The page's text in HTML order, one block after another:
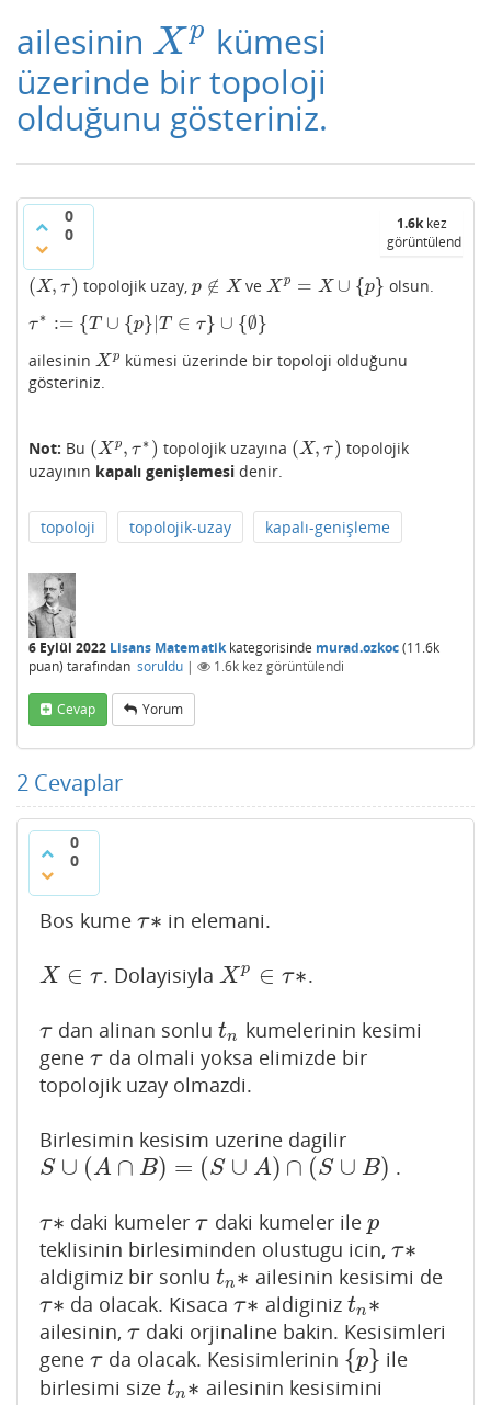
ailesinin X p
Xp
kümesi
üzerinde bir topoloji
olduğunu gösteriniz.
0
0
1.6kkez
görüntülendi
(X, τ)
(X,τ) topolojik uzay, p ∉ X
p ∉X ve X p = X ∪ {p}
Xp= X∪ {p} olsun.
τ ∗ := {T ∪ {p} |T ∈ τ} ∪ {∅}
τ ∗:={T∪{p}| T∈τ} ∪{∅}
ailesinin X p
Xp kümesi üzerinde bir topoloji olduğunu
gösteriniz.
Not: Bu (X p, τ ∗ )
(Xp,τ∗) topolojik uzayına (X, τ)
(X,τ)
topolojik
uzayının kapalı genişlemesi denir.
topoloji topolojik-uzay kapalı-genişleme
6 Eylül 2022 Lisans Matematikkategorisinde murad.ozkoc(11.6k
puan) tarafından soruldu | 1.6k kez görüntülendi
Cevap Yorum
2 Cevaplar
0
0
Bos kume τ∗
τ∗ in elemani.
X ∈ τ
X∈ τ . Dolayisiyla Xp ∈ τ∗
Xp∈ τ∗ .
τ
τ dan alinan sonlutn
tn kumelerinin kesimi
gene τ
τ da olmali yoksa elimizde bir
topolojik uzay olmazdi.
Birlesimin kesisim uzerine dagilir
S ∪ (A ∩ B) = (S ∪ A) ∩ (S ∪ B)
S∪(A ∩B) =(S∪A ∩( S∪B ) .
τ∗
τ∗ daki kumelerτ
τ daki kumeler ile p
p
teklisinin birlesiminden olustugu icin, τ∗
τ∗
aldigimiz bir sonlu tn ∗
tn∗ ailesinin kesisimi de
τ∗
τ∗ da olacak. Kisacaτ∗
τ∗ aldiginiz tn ∗
tn∗
ailesinin, τ
τ daki orjinaline bakin. Kesisimleri
gene τ
τ da olacak. Kesisimlerinin {p}
{p}
ile
birlesimi size tn ∗
tn∗ ailesinin kesisimini